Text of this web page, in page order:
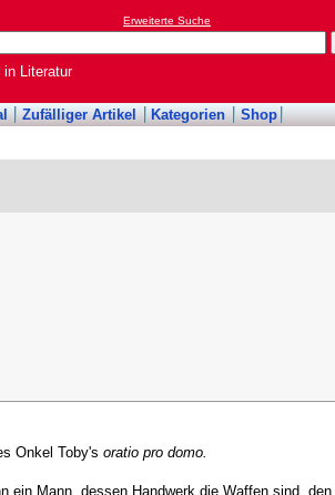
Erweiterte Suche
in Literatur
Zufälliger Artikel Kategorien Shop
Onkel Toby's oratio pro domo.
ein Mann, dessen Handwerk die Waffen sind,